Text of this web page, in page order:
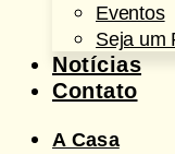
Eventos
Seja um
Notícias
Contato
A Casa